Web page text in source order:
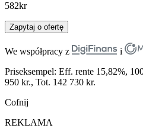
582kr
Zapytaj o ofertę
We współpracy z
i
Priseksempel: Eff. rente 15,82%,
950 kr., Tot. 142 730 kr.
Cofnij
REKLAMA